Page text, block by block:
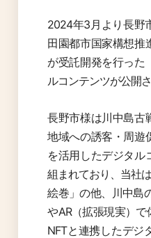
2024年3月より長野
田園都市国家構想推
が受託開発を行った
ルコンテンツが公開さ
長野市様は川中島古
地域への誘客・周遊
を活用したデジタル
組まれており、当社
絵巻」の他、川中島
やAR（拡張現実）で
NFTと連携したデジ